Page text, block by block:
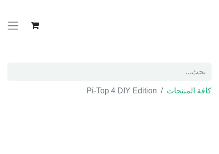
كافة المنتجات Pi-Top 4 DIY Edition